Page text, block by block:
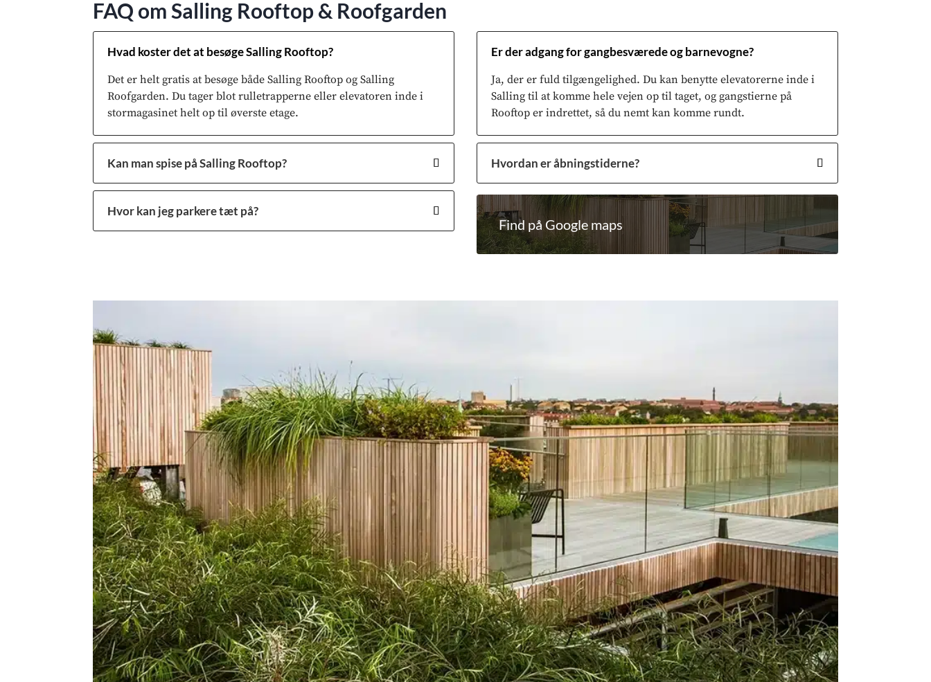
FAQ om Salling Rooftop & Roofgarden
Hvad koster det at besøge Salling Rooftop?
Det er helt gratis at besøge både Salling Rooftop og Salling
Roofgarden. Du tager blot rulletrapperne eller elevatoren inde i
stormagasinet helt op til øverste etage.
Kan man spise på Salling Rooftop?
Hvor kan jeg parkere tæt på?
Er der adgang for gangbesværede og barnevogne?
Ja, der er fuld tilgængelighed. Du kan benytte elevatorerne inde i
Salling til at komme hele vejen op til taget, og gangstierne på
Rooftop er indrettet, så du nemt kan komme rundt.
Hvordan er åbningstiderne?
Find på Google maps